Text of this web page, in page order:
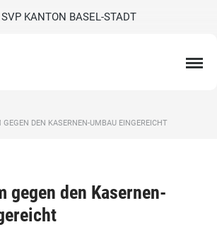
SVP KANTON BASEL-STADT
GEGEN DEN KASERNEN-UMBAU EINGEREICHT
gegen den Kasernen-